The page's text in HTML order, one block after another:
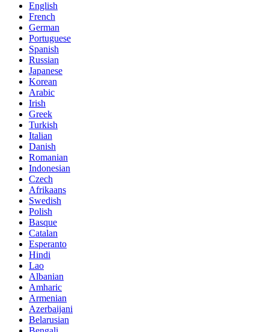
English
French
German
Portuguese
Spanish
Russian
Japanese
Korean
Arabic
Irish
Greek
Turkish
Italian
Danish
Romanian
Indonesian
Czech
Afrikaans
Swedish
Polish
Basque
Catalan
Esperanto
Hindi
Lao
Albanian
Amharic
Armenian
Azerbaijani
Belarusian